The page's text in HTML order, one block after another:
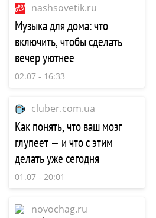
nashsovetik.ru
Музыка для дома: что
включить, чтобы сделать
вечер уютнее
02.07 - 16:33
cluber.com.ua
Как понять, что ваш мозг
глупеет — и что с этим
делать уже сегодня
01.07 - 20:01
novochag.ru